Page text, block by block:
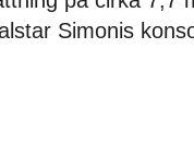
Simonis